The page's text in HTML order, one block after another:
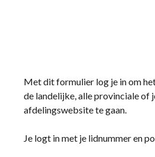
Met dit formulier log je in om
de landelijke, alle provinciale of
afdelingswebsite te gaan.
Je logt in met je lidnummer en